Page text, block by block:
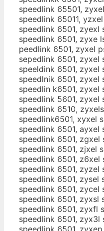
speedlink 65501,
speedlink 65011,
speedlink 6501, zyexl
speedlink 6501, zyxe
peedlink 6501, zyxel
sepedlink 6501, zyxel
speeldink 6501, zyxel
speedlnik 6501, zyxel
speedlin k6501, zyxel
speedlink 5601, zyxel
speedlink 6510,
speedlink6501, xyxel
speedlink 6501, ayxel
speedlink 6501, zgxel
speedlink 6501, zjxel
speedlink 6501, z6xel
speedlink 6501, zyzel
speedlink 6501, zysel
speedlink 6501, zycel
speedlink 6501, zyxsl
speedlink 6501, zyxfl
speedlink 6501, zyx3l
speedlink 6501,